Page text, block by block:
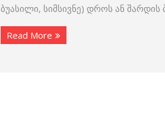
ბუასილი, სიმსივნე) დროს ან შარდის
Read More